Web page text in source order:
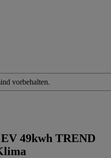
vorbehalten.
49kwh TREND